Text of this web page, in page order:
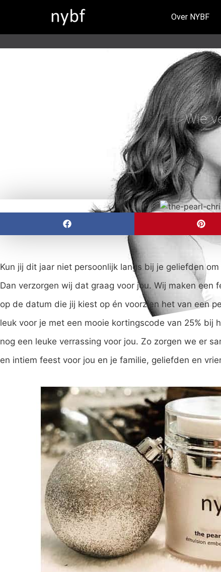
Over NYBF
Wie
Kun jij dit jaar niet persoonlijk langs bij je geliefden
Dan verzorgen wij dat graag voor jou. Wij maken
op de datum die jij kiest op én voorzien het van een
leuk voor je met een mooie kortingscode van 25% bij
nog een leuke verrassing voor jou. Zo zorgen we er
en intiem feest voor jou en je familie, geliefden en